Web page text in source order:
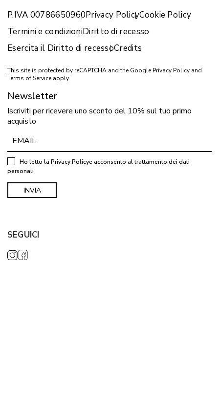
P.IVA 00786650960Privacy PolicyCookie Policy
Termini e condizioniDiritto di recesso
Esercita il Diritto di recessoCredits
This site is protected by reCAPTCHA and the Google Privacy Policy and
Terms of Service apply.
Newsletter
Iscriviti per ricevere uno sconto del 10% sul tuo primo
acquisto
Ho letto la Privacy Policye acconsento al trattamento dei dati
personali
SEGUICI